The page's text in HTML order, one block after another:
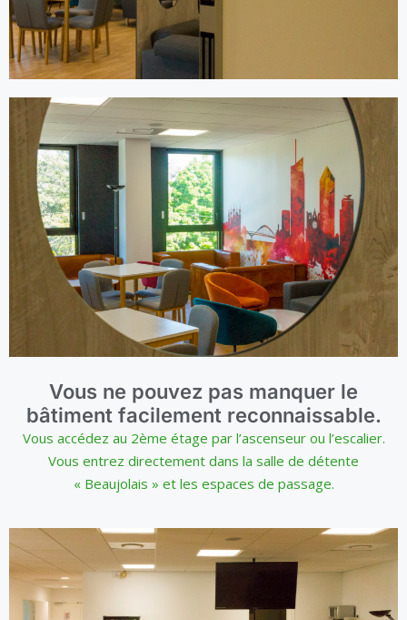
Vous ne pouvez pas manquer le
bâtiment facilement reconnaissable.
Vous accédez au 2ème étage par l’ascenseur ou l’escalier.
Vous entrez directement dans la salle de détente
« Beaujolais » et les espaces de passage.